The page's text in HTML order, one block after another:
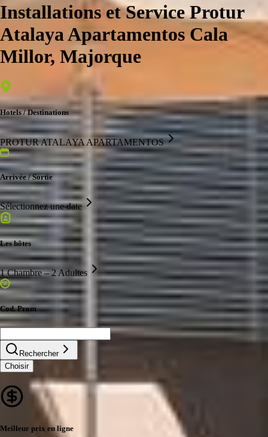
Installations et Service Protur
Atalaya Apartamentos Cala
Millor, Majorque
Hotels / Destinations
PROTUR ATALAYA APARTAMENTOS
Arrivée / Sortie
Sélectionnez une date
Les hôtes
1 Chambre – 2 Adultes
Cod. Prom
Rechercher
Choisir
Meilleur prix en ligne